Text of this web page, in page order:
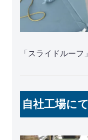
「スライドルー
自社工場に